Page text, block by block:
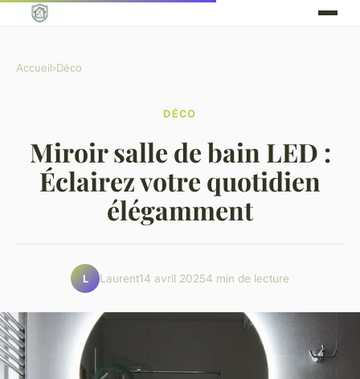
Accueil›Déco
DÉCO
Miroir salle de bain LED :
Éclairez votre quotidien
élégamment
L Laurent14 avril 20254 min de lecture